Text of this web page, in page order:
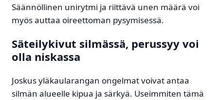
Säännöllinen unirytmi ja riittävä unen määrä voi
myös auttaa oireettoman pysymisessä.
Säteilykivut silmässä, perussyy voi
olla niskassa
Joskus yläkaularangan ongelmat voivat antaa
silmän alueelle kipua ja särkyä. Useimmiten tämä